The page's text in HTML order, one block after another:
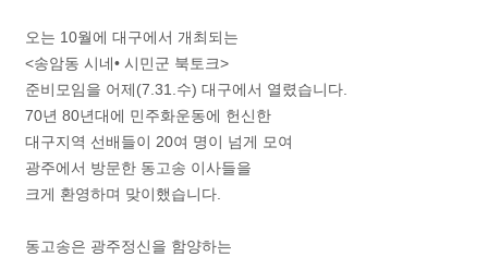
오는 10월에 대구에서 개최되는
<송암동 시네• 시민군 북토크>
준비모임을 어제(7.31.수) 대구에서 열렸습니다.
70년 80년대에 민주화운동에 헌신한
대구지역 선배들이 20여 명이 넘게 모여
광주에서 방문한 동고송 이사들을
크게 환영하며 맞이했습니다.
동고송은 광주정신을 함양하는